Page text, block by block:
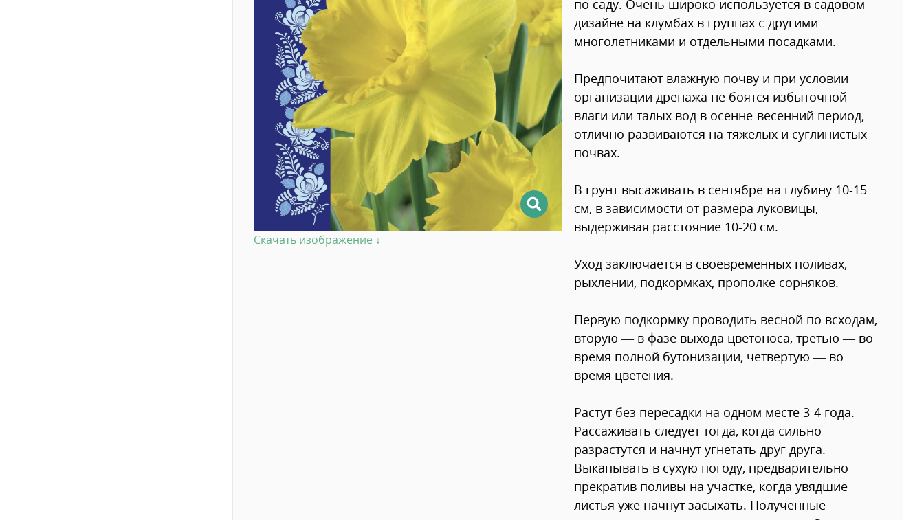
Скачать изображение ↓
по саду. Очень широко используется в садовом
дизайне на клумбах в группах с другими
многолетниками и отдельными посадками.
Предпочитают влажную почву и при условии
организации дренажа не боятся избыточной
влаги или талых вод в осенне-весенний период,
отлично развиваются на тяжелых и суглинистых
почвах.
В грунт высаживать в сентябре на глубину 10-15
см, в зависимости от размера луковицы,
выдерживая расстояние 10-20 см.
Уход заключается в своевременных поливах,
рыхлении, подкормках, прополке сорняков.
Первую подкормку проводить весной по всходам,
вторую — в фазе выхода цветоноса, третью — во
время полной бутонизации, четвертую — во
время цветения.
Растут без пересадки на одном месте 3-4 года.
Рассаживать следует тогда, когда сильно
разрастутся и начнут угнетать друг друга.
Выкапывать в сухую погоду, предварительно
прекратив поливы на участке, когда увядшие
листья уже начнут засыхать. Полученные